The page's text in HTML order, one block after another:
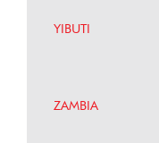
YIBUTI
ZAMBIA